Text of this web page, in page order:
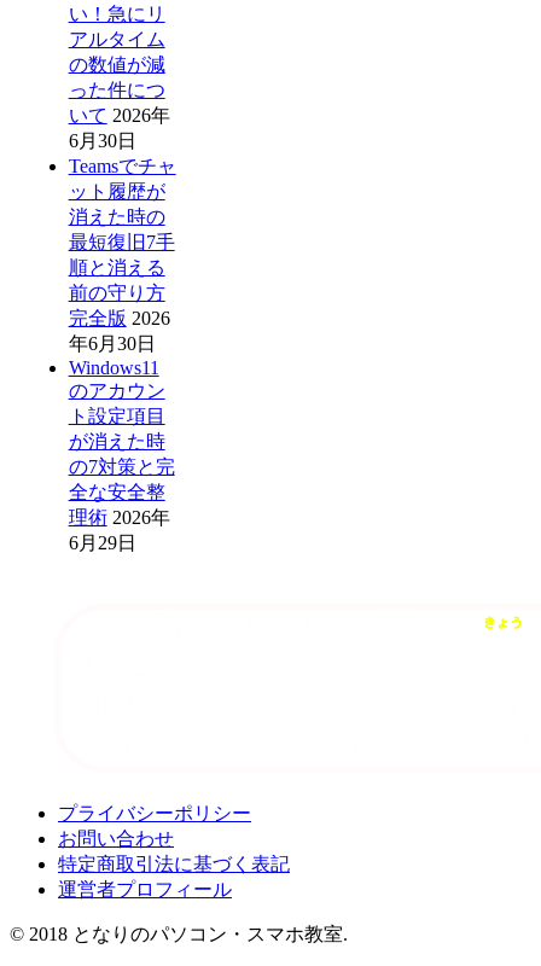
い！急にリ
アルタイム
の数値が減
った件につ
いて 2026年
6月30日
Teamsでチャ
ット履歴が
消えた時の
最短復旧7手
順と消える
前の守り方
完全版 2026
年6月30日
Windows11
のアカウン
ト設定項目
が消えた時
の7対策と完
全な安全整
理術 2026年
6月29日
プライバシーポリシー
お問い合わせ
特定商取引法に基づく表記
運営者プロフィール
© 2018 となりのパソコン・スマホ教室.